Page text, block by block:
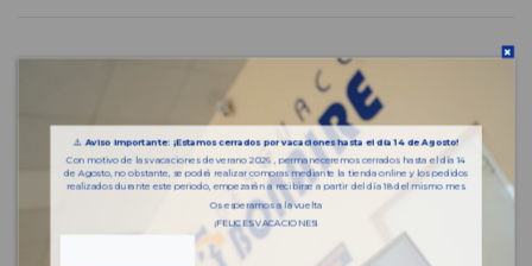
⚠️Aviso importante: ¡Estamos cerrados por vacaciones hasta el día 14 de Agosto!
Con motivo de las vacaciones de verano 2026 , permaneceremos cerrados hasta el día 14
de Agosto, no obstante, se podrá realizar compras mediante la tienda online y los pedidos
realizados durante este periodo, empezarán a recibirse a partir del día 18 del mismo mes.
Os esperamos a la vuelta
¡FELICES VACACIONES!